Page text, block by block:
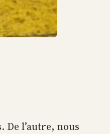
De l’autre, nous